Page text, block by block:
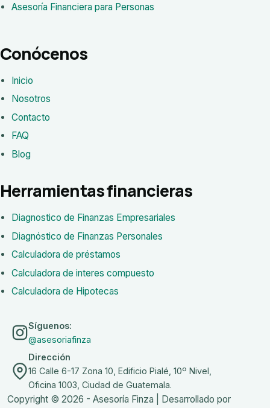
Asesoría Financiera para Personas
Conócenos
Inicio
Nosotros
Contacto
FAQ
Blog
Herramientas financieras
Diagnostico de Finanzas Empresariales
Diagnóstico de Finanzas Personales
Calculadora de préstamos
Calculadora de interes compuesto
Calculadora de Hipotecas
Síguenos:
@asesoriafinza
Dirección
16 Calle 6-17 Zona 10, Edificio Pialé, 10º Nivel,
Oficina 1003, Ciudad de Guatemala.
Copyright © 2026 - Asesoría Finza | Desarrollado por